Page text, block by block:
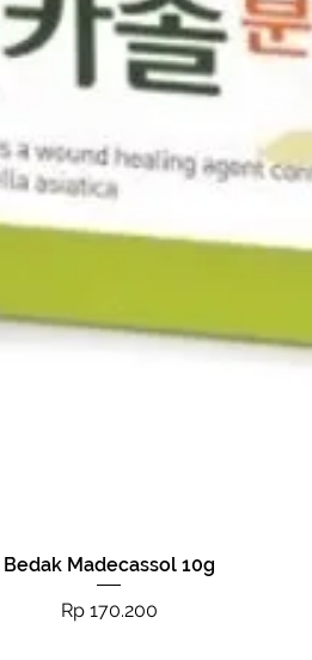
Tampilan Cepat
Bedak Madecassol 10g
Harga
Rp 170.200